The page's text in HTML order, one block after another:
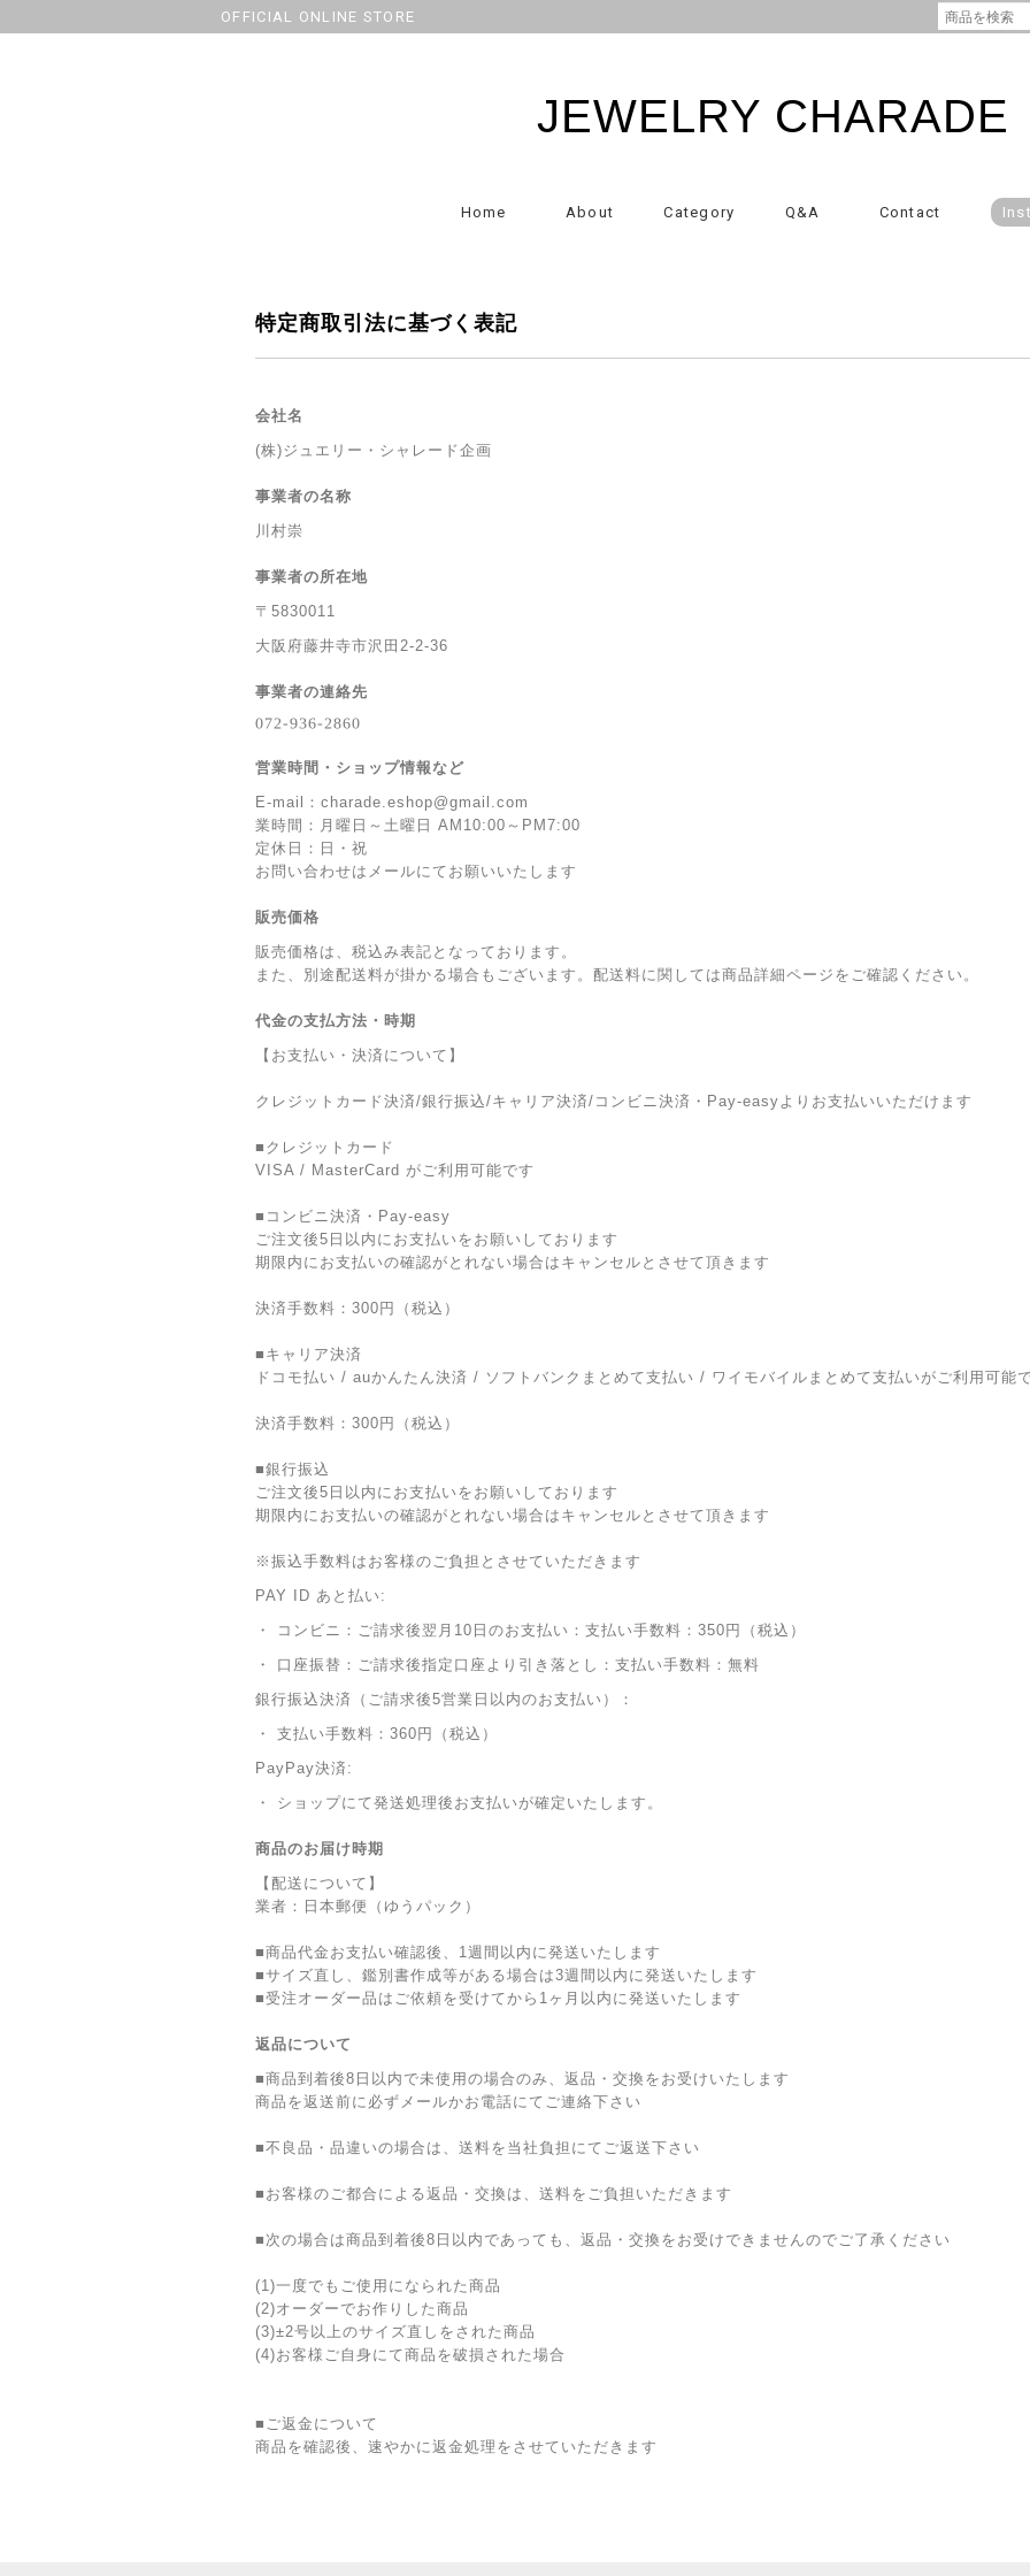
OFFICIAL ONLINE STORE
JEWELRY CHARADE
Home About Category Q&A Contact
特定商取引法に基づく表記
会社名
(株)ジュエリー・シャレード企画
事業者の名称
川村崇
事業者の所在地
〒5830011
大阪府藤井寺市沢田2-2-36
事業者の連絡先
営業時間・ショップ情報など
E-mail： charade.eshop@gmail.com
業時間：月曜日～土曜日 AM10:00～PM7:00
定休日：日・祝
お問い合わせはメールにてお願いいたします
販売価格
販売価格は、税込み表記となっております。
また、別途配送料が掛かる場合もございます。配送料に関しては商品詳細ページをご確認ください。
代金の支払方法・時期
【お支払い・決済について】
クレジットカード決済/銀行振込/キャリア決済/コンビニ決済・Pay-easyよりお支払いいただけます
■クレジットカード
VISA / MasterCard がご利用可能です
■コンビニ決済・Pay-easy
ご注文後5日以内にお支払いをお願いしております
期限内にお支払いの確認がとれない場合はキャンセルとさせて頂きます
決済手数料：300円（税込）
■キャリア決済
ドコモ払い / auかんたん決済 / ソフトバンクまとめて支払い / ワイモバイルまとめて支払いがご利用可能
決済手数料：300円（税込）
■銀行振込
ご注文後5日以内にお支払いをお願いしております
期限内にお支払いの確認がとれない場合はキャンセルとさせて頂きます
※振込手数料はお客様のご負担とさせていただきます
PAY ID あと払い:
・ コンビニ：ご請求後翌月10日のお支払い：支払い手数料：350円（税込）
・ 口座振替：ご請求後指定口座より引き落とし：支払い手数料：無料
銀行振込決済（ご請求後5営業日以内のお支払い）：
・ 支払い手数料：360円（税込）
PayPay決済:
・ ショップにて発送処理後お支払いが確定いたします。
商品のお届け時期
【配送について】
業者：日本郵便（ゆうパック）
■商品代金お支払い確認後、1週間以内に発送いたします
■サイズ直し、鑑別書作成等がある場合は3週間以内に発送いたします
■受注オーダー品はご依頼を受けてから1ヶ月以内に発送いたします
返品について
■商品到着後8日以内で未使用の場合のみ、返品・交換をお受けいたします
商品を返送前に必ずメールかお電話にてご連絡下さい
■不良品・品違いの場合は、送料を当社負担にてご返送下さい
■お客様のご都合による返品・交換は、送料をご負担いただきます
■次の場合は商品到着後8日以内であっても、返品・交換をお受けできませんのでご了承ください
(1)一度でもご使用になられた商品
(2)オーダーでお作りした商品
(3)±2号以上のサイズ直しをされた商品
(4)お客様ご自身にて商品を破損された場合
■ご返金について
商品を確認後、速やかに返金処理をさせていただきます